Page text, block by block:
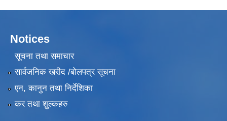
Notices
सूचना तथा समाचार
सार्वजनिक खरीद /बोलपत्र सूचना
एन, कानुन तथा निर्देशिका
कर तथा शुल्कहरु